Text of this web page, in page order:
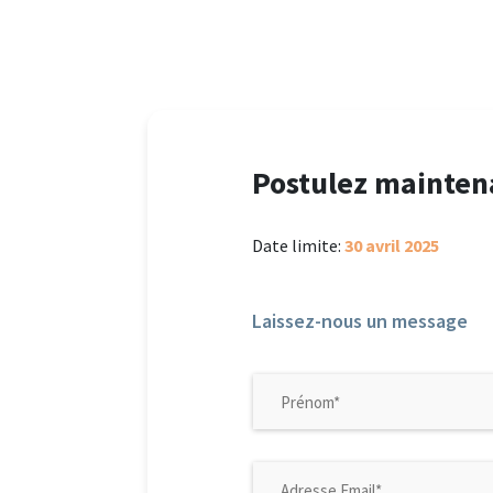
Postulez
Date limite:30 avril 2025
Laissez-nous un message